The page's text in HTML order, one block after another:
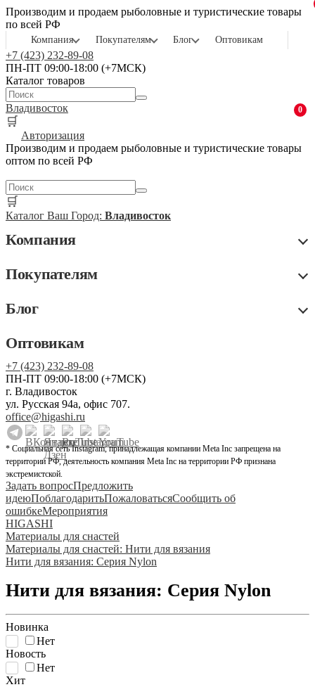
Производим и продаем рыболовные и туристические товары
по всей РФ
Компания Покупателям Блог Оптовикам
+7 (423) 232-89-08
ПН-ПТ 09:00-18:00 (+7МСК)
Каталог товаров
Владивосток
🛒
0
Авторизация
Производим и продаем рыболовные и туристические товары
оптом по всей РФ
🛒
Каталог Ваш Город: Владивосток
Компания
Покупателям
Блог
Оптовикам
+7 (423) 232-89-08
ПН-ПТ 09:00-18:00 (+7МСК)
г. Владивосток
ул. Русская 94а, офис 707.
office@higashi.ru
* Социальная сеть Instagram, принадлежащая компании Meta Inc запрещена на
территории РФ, деятельность компания Meta Inc на территории РФ признана
экстремистской.
Задать вопросПредложить
идеюПоблагодаритьПожаловатьсяСообщить об
ошибкеМероприятия
HIGASHI
Материалы для снастей
Материалы для снастей: Нити для вязания
Нити для вязания: Серия Nylon
Нити для вязания: Серия Nylon
Новинка
Нет
Новость
Нет
Хит